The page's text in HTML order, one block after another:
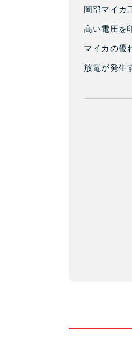
岡部マイカ
高い電圧を
マイカの優
放電が発生